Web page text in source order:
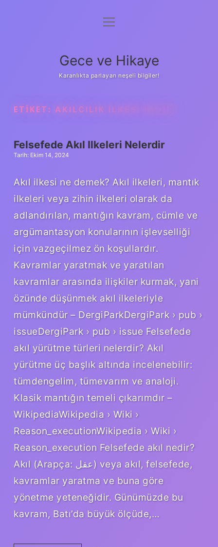
Anasayfa
Yasal Uyarı
menüyü
Gece ve Hikaye
Karanlıkta parlayan neşeli bilgiler!
ETIKET: AKILCILIK ILKESI NEDIR
Felsefede Akıl Ilkeleri Nelerdir
Tarih: Ekim 14, 2024
Akıl ilkesi ne demek? Akıl ilkeleri, mantık
ilkeleri veya zihin ilkeleri olarak da
adlandırılan, mantığın kavram, cümle ve
argümantasyon konularının işlevselliği
için vazgeçilmez ön koşullardır.
Kavramlar yaratmak ve yaratılan
kavramlar arasında ilişkiler kurmak, yani
özünde düşünmek akıl ilkeleriyle
mümkündür – DergiParkDergiPark › pub ›
issueDergiPark › pub › issue Felsefede
akıl yürütme türleri nelerdir? Akıl
yürütme üç başlık altında incelenebilir:
tümdengelim, tümevarım ve analoji.
Klasik mantığın temeli çıkarımdır –
WikipediaWikipedia › Wiki ›
Reason_executionWikipedia › Wiki ›
Reason_execution Felsefede akıl nedir?
Akıl (Arapça: عقل) veya akıl, felsefede,
kavramlar yaratma ve buna göre
yönetme yeteneğidir. Günümüzde bu
kavram, Batı’da büyük ölçüde,…